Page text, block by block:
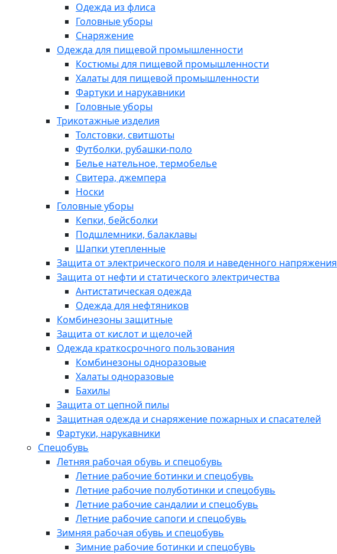
Одежда из флиса
Головные уборы
Снаряжение
Одежда для пищевой промышленности
Костюмы для пищевой промышленности
Халаты для пищевой промышленности
Фартуки и нарукавники
Головные уборы
Трикотажные изделия
Толстовки, свитшоты
Футболки, рубашки-поло
Белье нательное, термобелье
Свитера, джемпера
Носки
Головные уборы
Кепки, бейсболки
Подшлемники, балаклавы
Шапки утепленные
Защита от электрического поля и наведенного напряжения
Защита от нефти и статического электричества
Антистатическая одежда
Одежда для нефтяников
Комбинезоны защитные
Защита от кислот и щелочей
Одежда краткосрочного пользования
Комбинезоны одноразовые
Халаты одноразовые
Бахилы
Защита от цепной пилы
Защитная одежда и снаряжение пожарных и спасателей
Фартуки, нарукавники
Спецобувь
Летняя рабочая обувь и спецобувь
Летние рабочие ботинки и спецобувь
Летние рабочие полуботинки и спецобувь
Летние рабочие сандалии и спецобувь
Летние рабочие сапоги и спецобувь
Зимняя рабочая обувь и спецобувь
Зимние рабочие ботинки и спецобувь